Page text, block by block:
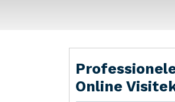
Online